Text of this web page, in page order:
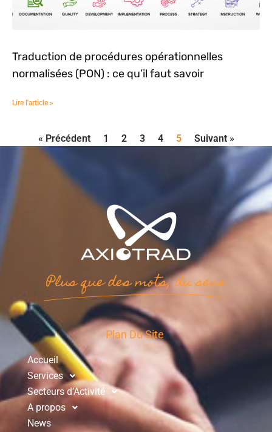
Traduction de procédures opérationnelles
normalisées (PON) : ce qu’il faut savoir
Lire l'article »
« Précédent 1 2 3 4 5 Suivant »
Plus que des mots, du sens
Plan Du Site
Accueil
Services
Secteurs d’Activité
A propos
News